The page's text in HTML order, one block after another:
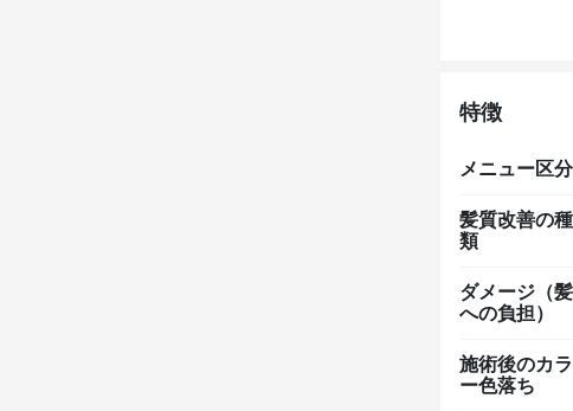
特徴
メニュー区分
髪質改善の種
類
ダメージ（髪
への負担）
施術後のカラ
ー色落ち